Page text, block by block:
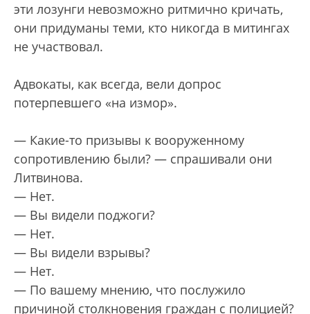
эти лозунги невозможно ритмично кричать,
они придуманы теми, кто никогда в митингах
не участвовал.
Адвокаты, как всегда, вели допрос
потерпевшего «на измор».
— Какие-то призывы к вооруженному
сопротивлению были? — спрашивали они
Литвинова.
— Нет.
— Вы видели поджоги?
— Нет.
— Вы видели взрывы?
— Нет.
— По вашему мнению, что послужило
причиной столкновения граждан с полицией?